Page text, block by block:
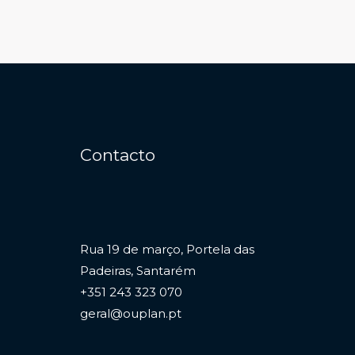
Contacto
Rua 19 de março, Portela das
Padeiras, Santarém
+351 243 323 070
geral@ouplan.pt